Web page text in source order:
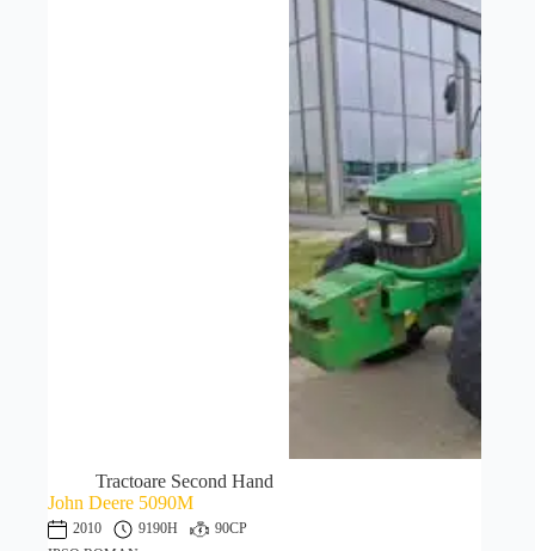
Tractoare Second Hand
John Deere 5090M
2010 9190H
90CP